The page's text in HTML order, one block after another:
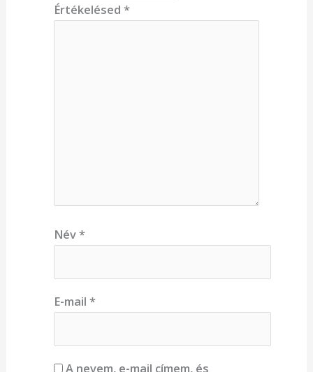
Értékelésed *
Név*
E-mail *
A nevem, e-mail címem, és